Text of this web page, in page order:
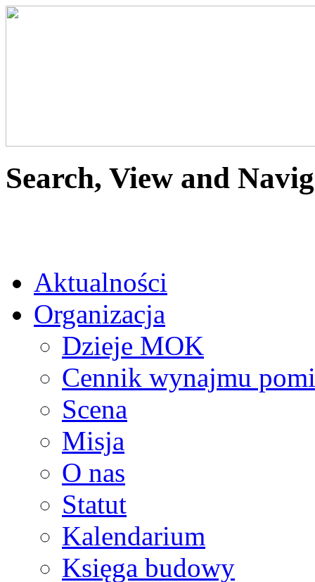
Search, View and
Aktualności
Organizacja
Dzieje MOK
Cennik wynajmu
Scena
Misja
O nas
Statut
Kalendarium
Księga budowy